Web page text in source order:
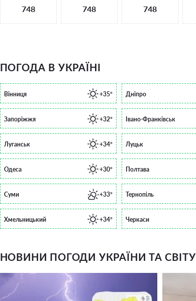
748 748 748
ПОГОДА В УКРАЇНІ
Вінниця +35° Дніпро
Запоріжжя +32° Івано-Франківськ
Луганськ +34° Луцьк
Одеса +30° Полтава
Суми +33° Тернопіль
Хмельницький +34° Черкаси
НОВИНИ ПОГОДИ УКРАЇНИ ТА СВІТУ